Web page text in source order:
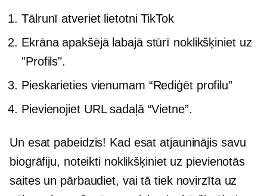
Tālrunī atveriet lietotni TikTok
Ekrāna apakšējā labajā stūrī noklikšķiniet uz
"Profils".
Pieskarieties vienumam “Rediģēt profilu”
Pievienojiet URL sadaļā “Vietne”.
Un esat pabeidzis! Kad esat atjauninājis savu
biogrāfiju, noteikti noklikšķiniet uz pievienotās
saites un pārbaudiet, vai tā tiek novirzīta uz